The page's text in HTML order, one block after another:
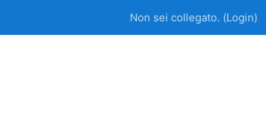
Non sei collegato. (Login)